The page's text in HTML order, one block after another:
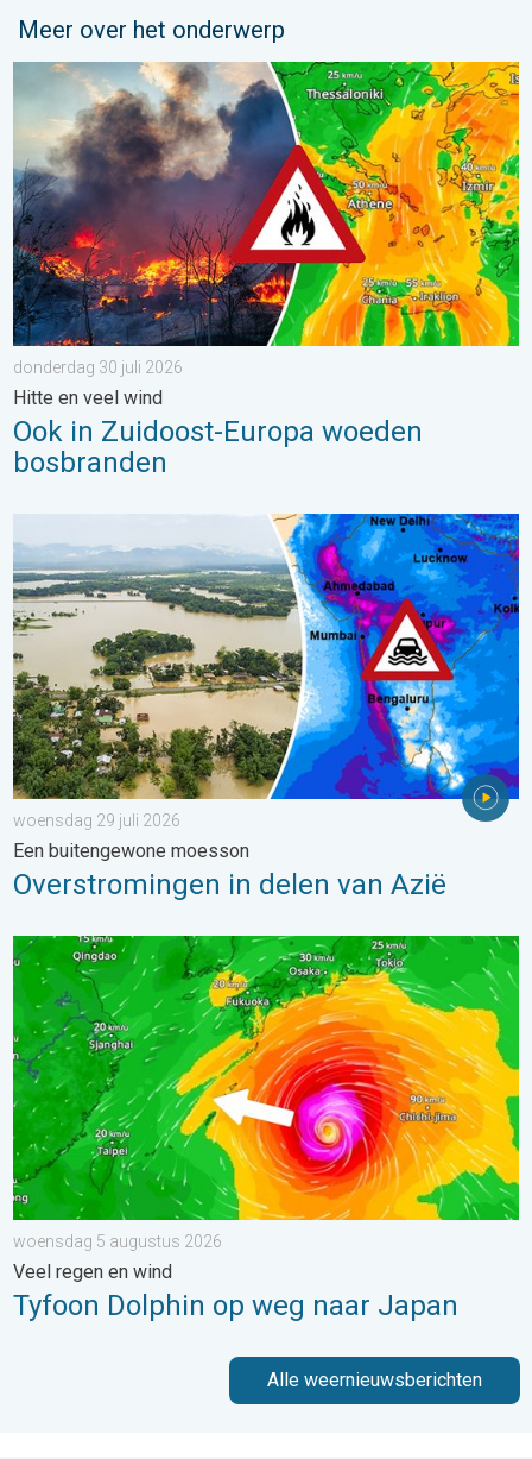
Meer over het onderwerp
Ook in Zuidoost-Europa woeden bosbranden. Hitte en veel
donderdag 30 juli 2026
Hitte en veel wind
Ook in Zuidoost-Europa woeden
bosbranden
Overstromingen in delen van Azië. Een buitengewone
woensdag 29 juli 2026
Een buitengewone moesson
Overstromingen in delen van Azië
Tyfoon Dolphin op weg naar Japan. Veel regen en wind. . .
woensdag 5 augustus 2026
Veel regen en wind
Tyfoon Dolphin op weg naar Japan
Alle weernieuwsberichten